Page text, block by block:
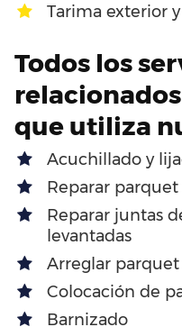
Tarima exterior
Todos los
que utiliza
Acuchillado y
Reparar
Reparar juntas
levantadas
Arreglar
Colocación de
Barnizado